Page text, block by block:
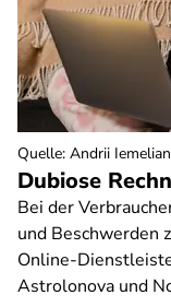
Dubiose
Bei der
und Beschwerden
Online-
Astrolonova und
Quelle: Andrii